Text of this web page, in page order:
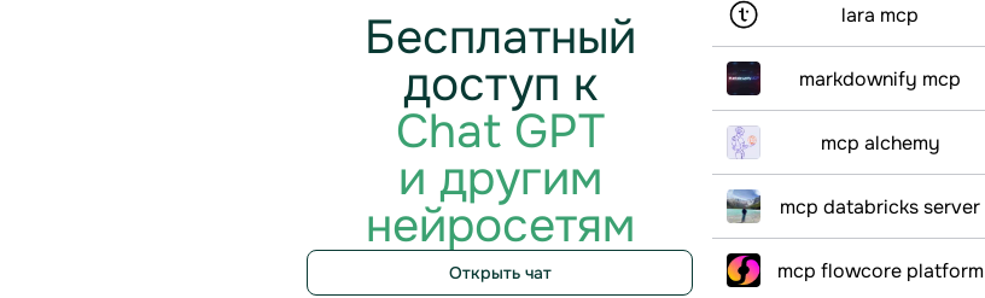
Бесплатный
доступ к
Chat GPT
и другим
нейросетям
Открыть чат
lara mcp
markdownify mcp
mcp alchemy
mcp databricks server
mcp flowcore platform